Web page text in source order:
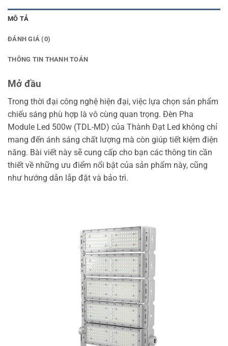
MÔ TẢ
ĐÁNH GIÁ (0)
THÔNG TIN THANH TOÁN
Mở đầu
Trong thời đại công nghệ hiện đại, việc lựa chọn sản phẩm
chiếu sáng phù hợp là vô cùng quan trọng. Đèn Pha
Module Led 500w (TDL-MD) của Thành Đạt Led không chỉ
mang đến ánh sáng chất lượng mà còn giúp tiết kiệm điện
năng. Bài viết này sẽ cung cấp cho bạn các thông tin cần
thiết về những ưu điểm nổi bật của sản phẩm này, cũng
như hướng dẫn lắp đặt và bảo trì.